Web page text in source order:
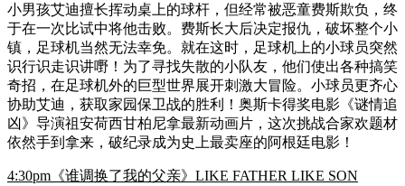
小男孩艾迪擅长挥动桌上的球杆，但经常被恶童费斯欺负，终
于在一次比试中将他击败。费斯长大后决定报仇，破坏整个小
镇，足球机当然无法幸免。就在这时，足球机上的小球员突然
识行识走识讲嘢！为了寻找失散的小队友，他们使出各种搞笑
奇招，在足球机外的巨型世界展开刺激大冒险。小球员更齐心
协助艾迪，获取家园保卫战的胜利！奥斯卡得奖电影《谜情追
凶》导演祖安荷西甘柏尼拿最新动画片，这次挑战合家欢题材
依然手到拿来，破纪录成为史上最卖座的阿根廷电影！
4:30pm《谁调换了我的父亲》LIKE FATHER LIKE SON